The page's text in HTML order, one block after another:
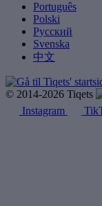
Português
Polski
Русский
Svenska
中文
© 2014-2026 Tiqets
Instagram